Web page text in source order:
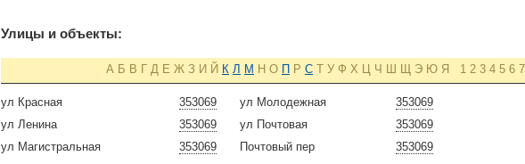
Улицы и объекты:
А Б В Г Д Е Ж З И Й К Л М Н О П Р С Т У Ф Х Ц Ч Ш Щ Э Ю Я 1 2 3 4 5 6 7
353069
ул Красная
353069
ул Ленина
353069
ул Магистральная
353069
ул Молодежная
353069
ул Почтовая
353069
Почтовый пер